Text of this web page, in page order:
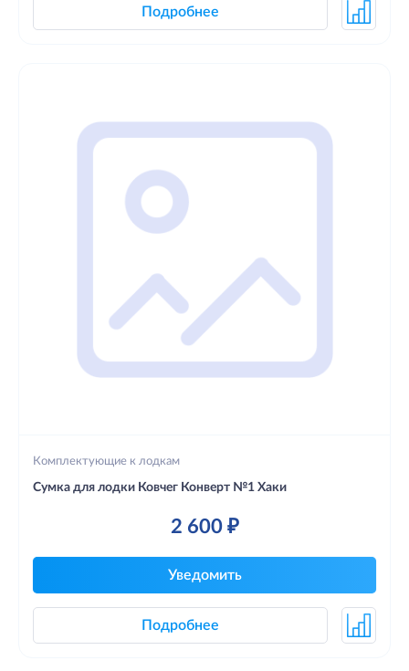
Подробнее
Комплектующие к лодкам
Сумка для лодки Ковчег Конверт №1 Хаки
2 600 ₽
Уведомить
Подробнее